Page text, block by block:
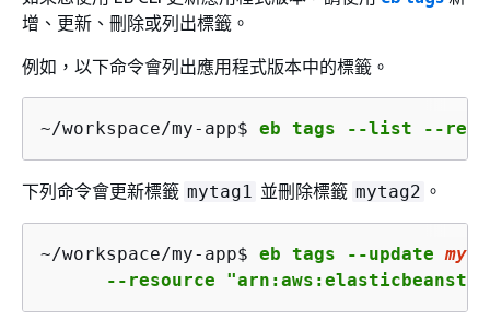
增、更新、刪除或列出標籤。
例如，以下命令會列出應用程式版本中的標籤。
~/workspace/my-app$ eb tags --list --
下列命令會更新標籤 mytag1 並刪除標籤 mytag2 。
~/workspace/my-app$ eb tags --update
--resource